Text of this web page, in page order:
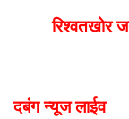
रिश्वतखोर
दबंग न्यूज लाईव